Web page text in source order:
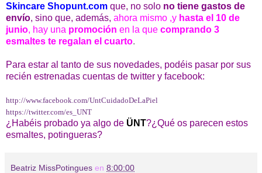
Skincare Shopunt.com que, no solo no tiene gastos de
envío, sino que, además, ahora mismo ,y hasta el 10 de
junio, hay una promoción en la que comprando 3
esmaltes te regalan el cuarto.
Para estar al tanto de sus novedades, podéis pasar por sus
recién estrenadas cuentas de twitter y facebook:
http://www.facebook.com/UntCuidadoDeLaPiel
https://twitter.com/es_UNT
¿Habéis probado ya algo de ÜNT?¿Qué os parecen estos
esmaltes, potingueras?
Beatriz MissPotingues en 8:00:00